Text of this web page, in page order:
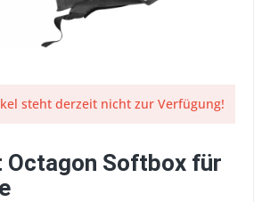
steht derzeit nicht zur Verfügung!
Octagon Softbox für